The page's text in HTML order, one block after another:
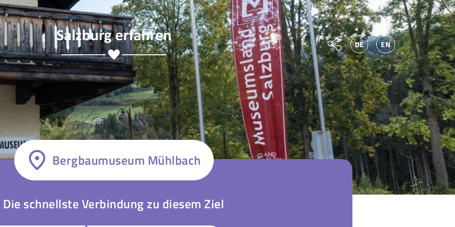
DE EN
Bergbaumuseum Mühlbach
Die schnellste Verbindung zu diesem Ziel